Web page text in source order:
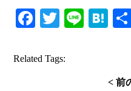
Facebook
TwitterLine
Related Tags:
< 前